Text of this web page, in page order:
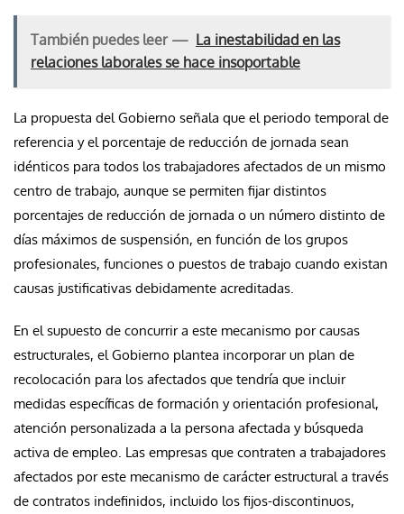
También puedes leer — La inestabilidad en las
relaciones laborales se hace insoportable
La propuesta del Gobierno señala que el periodo temporal de
referencia y el porcentaje de reducción de jornada sean
idénticos para todos los trabajadores afectados de un mismo
centro de trabajo, aunque se permiten fijar distintos
porcentajes de reducción de jornada o un número distinto de
días máximos de suspensión, en función de los grupos
profesionales, funciones o puestos de trabajo cuando existan
causas justificativas debidamente acreditadas.
En el supuesto de concurrir a este mecanismo por causas
estructurales, el Gobierno plantea incorporar un plan de
recolocación para los afectados que tendría que incluir
medidas específicas de formación y orientación profesional,
atención personalizada a la persona afectada y búsqueda
activa de empleo. Las empresas que contraten a trabajadores
afectados por este mecanismo de carácter estructural a través
de contratos indefinidos, incluido los fijos-discontinuos,